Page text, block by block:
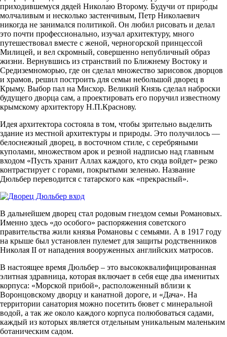
приходившемуся дядей Николаю Второму. Будучи от природы
молчаливым и несколько застенчивым, Петр Николаевич
никогда не занимался политикой. Он любил рисовать и делал
это почти профессионально, изучал архитектуру, много
путешествовал вместе с женой, черногорской принцессой
Милицей, и вел скромный, совершенно непубличный образ
жизни. Вернувшись из странствий по Ближнему Востоку и
Средиземноморью, где он сделал множество зарисовок дворцов
и храмов, решил построить для семьи небольшой дворец в
Крыму. Выбор пал на Мисхор. Великий Князь сделал наброски
будущего дворца сам, а проектировать его поручил известному
крымскому архитектору Н.П.Краснову.
Идея архитектора состояла в том, чтобы зрительно выделить
здание из местной архитектуры и природы. Это получилось —
белоснежный дворец, в восточном стиле, с серебряными
куполами, множеством арок и резной надписью над главным
входом «Пусть хранит Аллах каждого, кто сюда войдет» резко
контрастирует с горами, покрытыми зеленью. Название
Дюльбер переводится с татарского как «прекрасный».
В дальнейшем дворец стал родовым гнездом семьи Романовых.
Именно здесь «до особого» распоряжения советского
правительства жили князья Романовы с семьями. А в 1917 году
на крыше был установлен пулемет для защиты родственников
Николая II от нападения вооруженных английских матросов.
В настоящее время Дюльбер – это высококвалифицированная
элитная здравница, которая включает в себя еще два именитых
корпуса: «Морской прибой», расположенный вблизи к
Воронцовскому дворцу и канатной дороге, и «Дача». На
территории санатория можно посетить бювет с минеральной
водой, а так же около каждого корпуса полюбоваться садами,
каждый из которых является отдельным уникальным маленьким
ботаническим садом.